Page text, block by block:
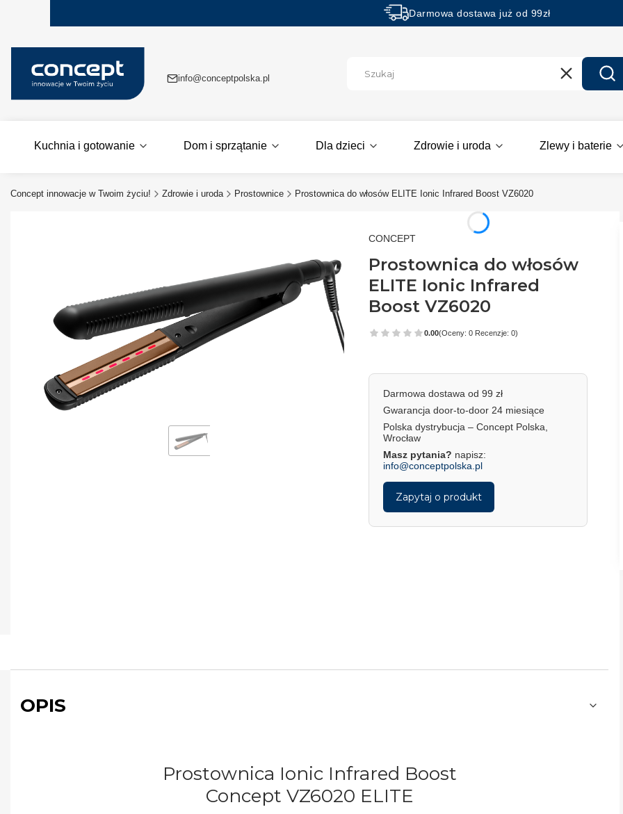
Darmowa dostawa już od 99zł
info@conceptpolska.pl Wyczyść
Kuchnia i gotowanie Dom i sprzątanie Dla dzieci Zdrowie i uroda Zlewy i baterie
Concept innowacje w Twoim życiu! Zdrowie i uroda Prostownice Prostownica do włosów ELITE Ionic Infrared Boost VZ6020
CONCEPT
Prostownica do włosów
ELITE Ionic Infrared
Boost VZ6020
0.00(Oceny: 0 Recenzje: 0)
Darmowa dostawa od 99 zł
Gwarancja door-to-door 24 miesiące
Polska dystrybucja – Concept Polska,
Wrocław
Masz pytania? napisz:
info@conceptpolska.pl
Zapytaj o produkt
OPIS
Prostownica Ionic Infrared Boost
Concept VZ6020 ELITE